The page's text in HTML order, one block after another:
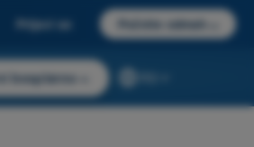
Prijavi se Počnite odmah
besplatno